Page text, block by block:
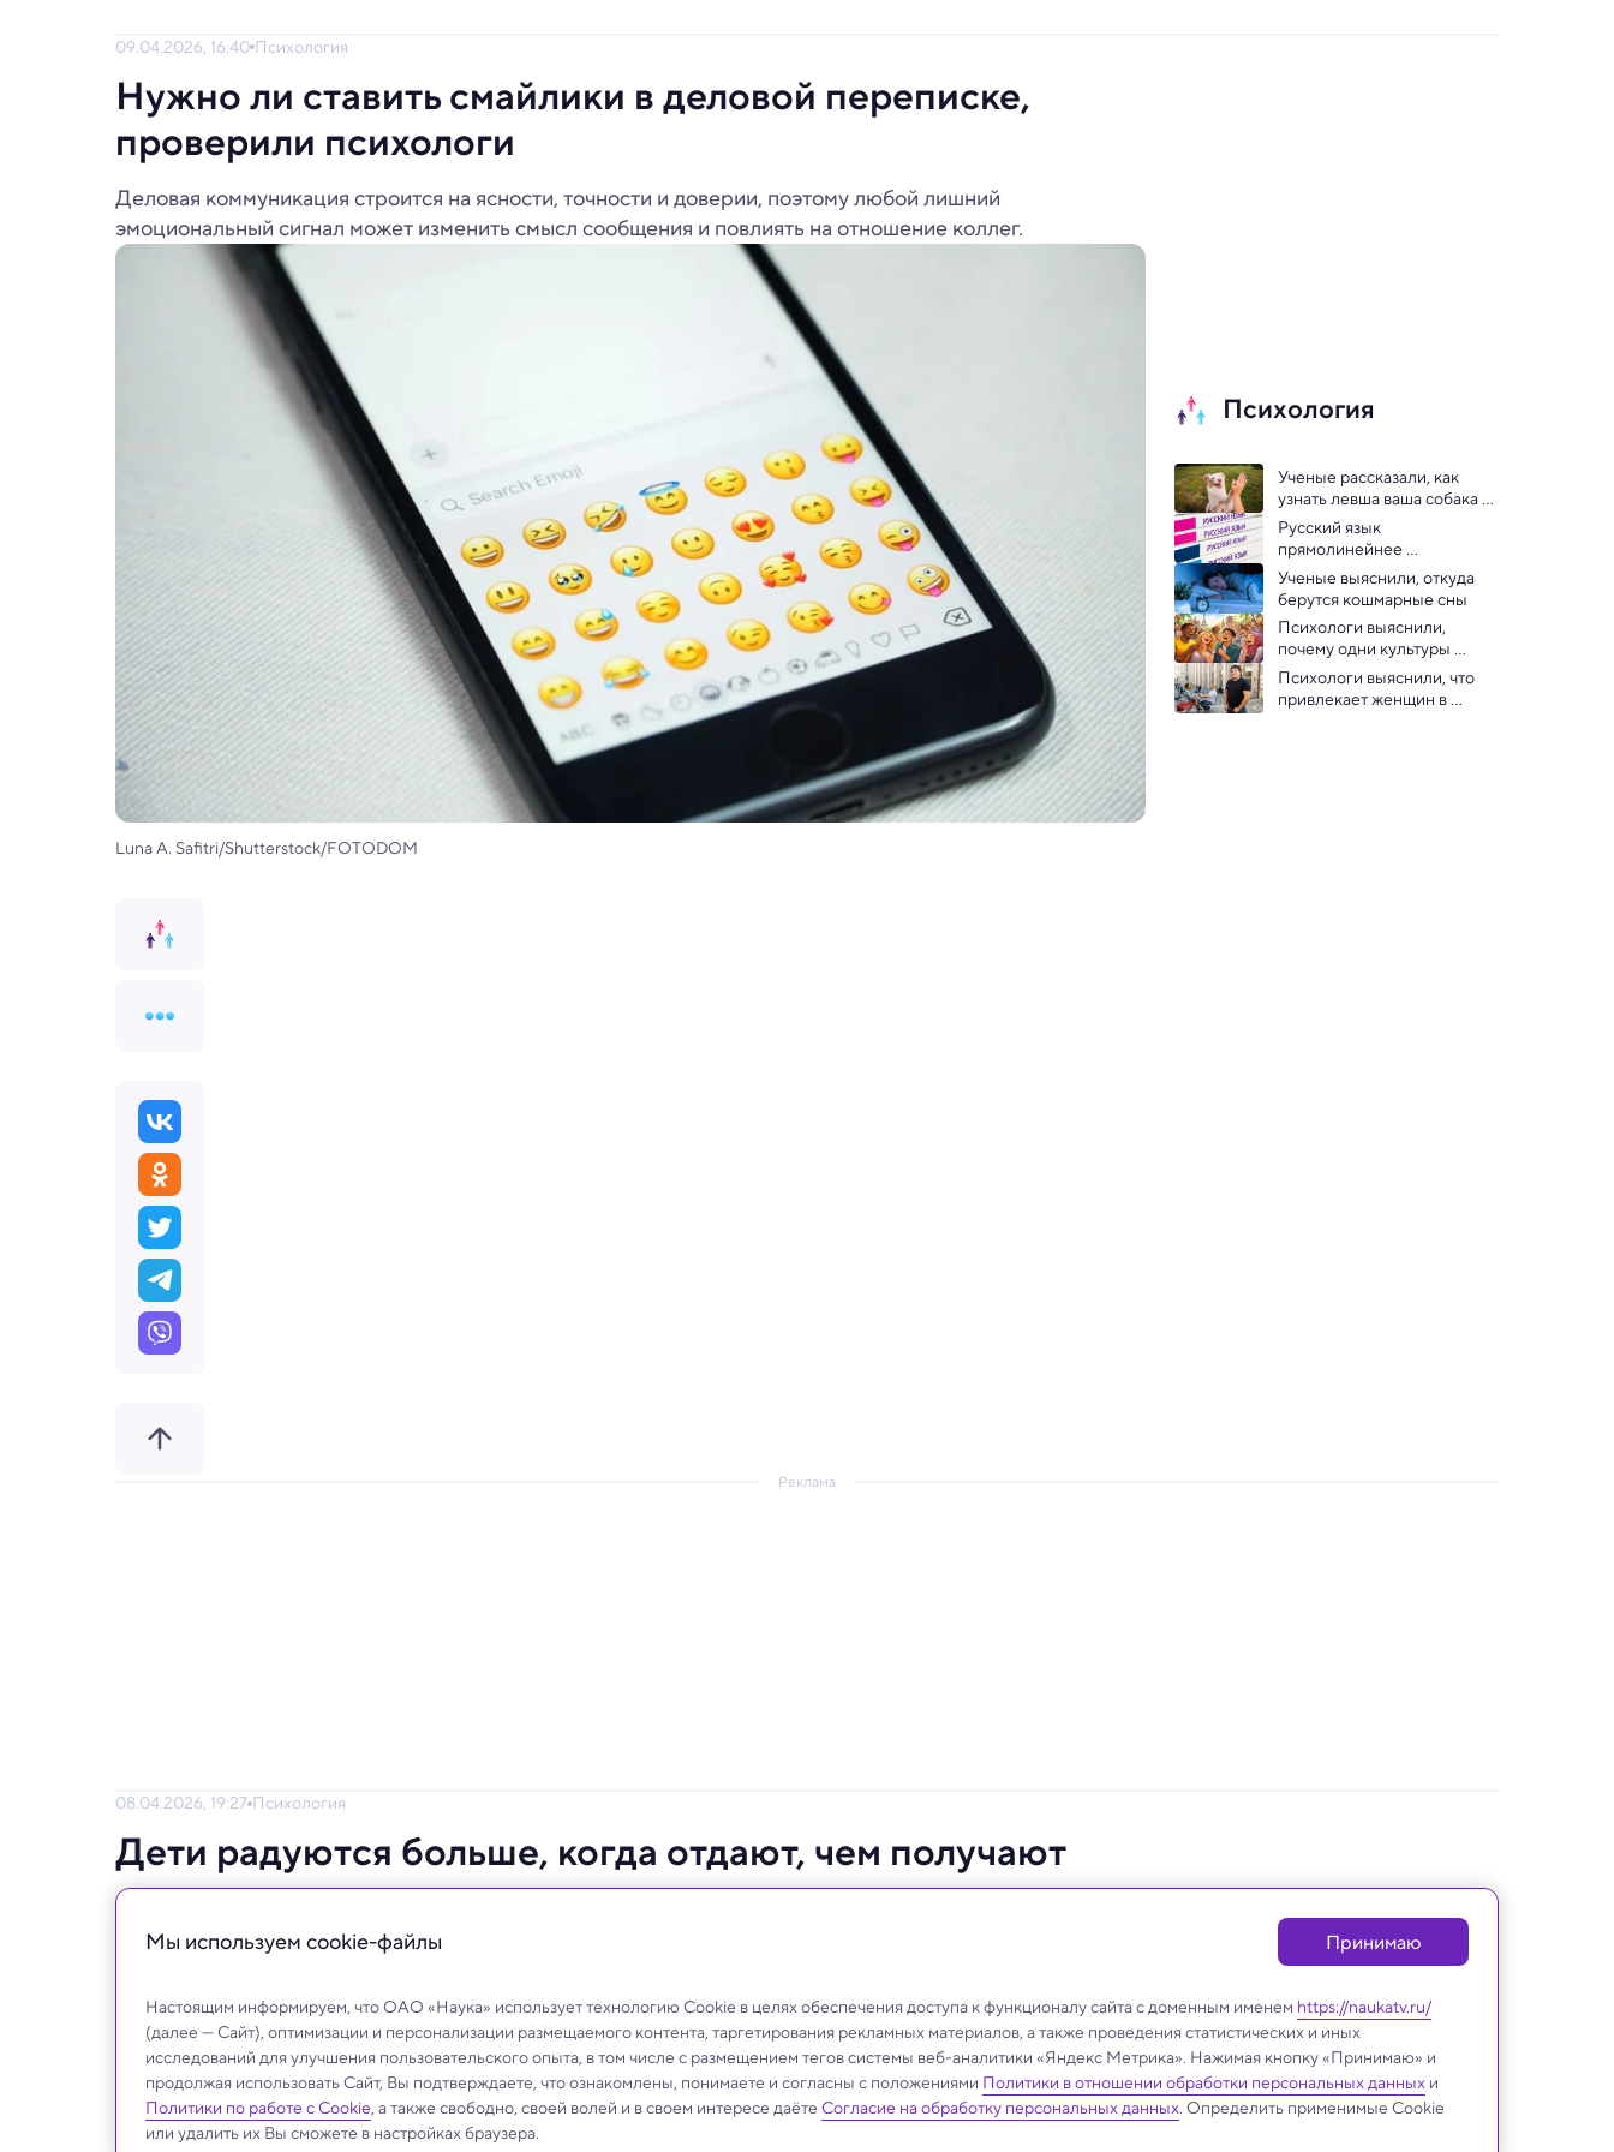
09.04.2026, 16:40 Психология
Нужно ли ставить смайлики в деловой переписке,
проверили психологи
Деловая коммуникация строится на ясности, точности и доверии, поэтому любой лишний
эмоциональный сигнал может изменить смысл сообщения и повлиять на отношение коллег.
Luna A. Safitri/Shutterstock/FOTODOM
Психология
Ученые рассказали, как
узнать левша ваша собака
или правша
Русский язык
прямолинейнее
английского
Ученые выяснили, откуда
берутся кошмарные сны
Психологи выяснили,
почему одни культуры
смеются чаще других
Психологи выяснили, что
привлекает женщин в
Реклама
08.04.2026, 19:27 Психология
Дети радуются больше, когда отдают, чем получают
— выяснили психологи
Это важное наблюдение намекает, что склонность помогать другим может быть «встроена» в
Мы используем сookie-файлы Принимаю
Настоящим информируем, что ОАО «Наука» использует технологию Cookie в целях обеспечения доступа к функционалу сайта с доменным именем https://naukatv.ru/
(далее — Сайт), оптимизации и персонализации размещаемого контента, таргетирования рекламных материалов, а также проведения статистических и иных
исследований для улучшения пользовательского опыта, в том числе с размещением тегов системы веб-аналитики «Яндекс Метрика». Нажимая кнопку «Принимаю» и
продолжая использовать Сайт, Вы подтверждаете, что ознакомлены, понимаете и согласны с положениями Политики в отношении обработки персональных данных и
Политики по работе с Cookie, а также свободно, своей волей и в своем интересе даёте Согласие на обработку персональных данных. Определить применимые Cookie
или удалить их Вы сможете в настройках браузера.